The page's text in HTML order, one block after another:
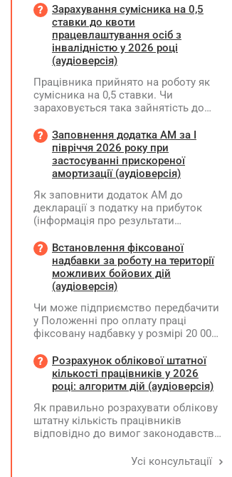
потрібно вимагати від
постачальника після 03.08.2026 року
у зв'язку з повним набранням
чинності Технічного регламенту на
косметичну продукцію,
20.01.2021 р. №65?
Зарахування сумісника на 0,5
ставки до квоти
працевлаштування осіб з
інвалідністю у 2026 році
(аудіоверсія)
Працівника прийнято на роботу як
сумісника на 0,5 ставки. Чи
зараховується така зайнятість до
осіб з інвалідністю відповідно до
вимог законодавства?
Заповнення додатка АМ за І
півріччя 2026 року при
застосуванні прискореної
амортизації (аудіоверсія)
Як заповнити додаток АМ до
декларації з податку на прибуток
(інформація про результати
Чи потрібно для цього брати дані
станом на 01.01.2026 р.? Якщо до
окремих верстатів групи 4
застосовується прискорена
вартість усіх таких верстатів на
початок і кінець звітного періоду?
При цьому щодо частини верстатів
прискореної амортизації прийнято з
01.01.2025 р., а щодо інших — з
01.01.2026 р.
Встановлення фіксованої
надбавки за роботу на території
можливих бойових дій
(аудіоверсія)
Чи може підприємство передбачити
у Положенні про оплату праці
фіксовану надбавку у розмірі 20 000
бойових дій, якщо для окремих
посад вона перевищуватиме 50%
посадового окладу?
Розрахунок облікової штатної
кількості працівників у 2026
році: алгоритм дій (аудіоверсія)
Як правильно розрахувати облікову
штатну кількість працівників
відповідно до вимог законодавства
Усі консультації